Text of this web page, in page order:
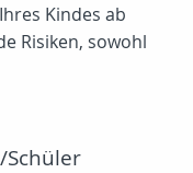
Kindes ab
Risiken, sowohl